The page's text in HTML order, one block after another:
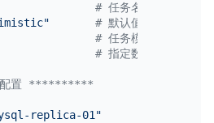
# 任务名称，需要全局
# 默认值为 "" 即无需
# 任务模式，可设
# 指定数据迁移任务时 SQL
置 **********
replica-01"